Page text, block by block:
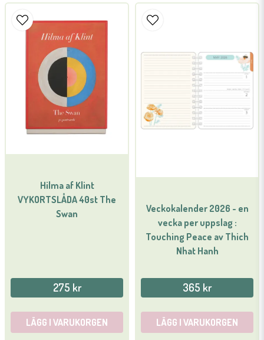
name
Namn
Mejladress
Ja, ni får publicera min fråga
Skicka fråga
Hilma af Klint
VYKORTSLÅDA 40st The
Swan
275 kr
LÄGG I VARUKORGEN
Veckokalender 2026 - en
vecka per uppslag :
Touching Peace av Thich
Nhat Hanh
365 kr
LÄGG I VARUKORGEN